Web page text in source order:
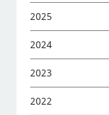
2025
2024
2023
2022